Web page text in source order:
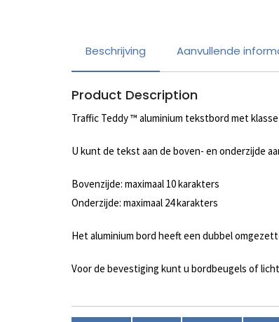
Beschrijving Aanvullende
Product Description
Traffic Teddy ™ aluminium tekstbord met
U kunt de tekst aan de boven- en onderzijde
Bovenzijde: maximaal 10 karakters
Onderzijde: maximaal 24 karakters
Het aluminium bord heeft een dubbel
Voor de bevestiging kunt u bordbeugels of